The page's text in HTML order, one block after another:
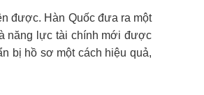
được. Hàn Quốc đưa ra một
năng lực tài chính mới được
bị hồ sơ một cách hiệu quả,